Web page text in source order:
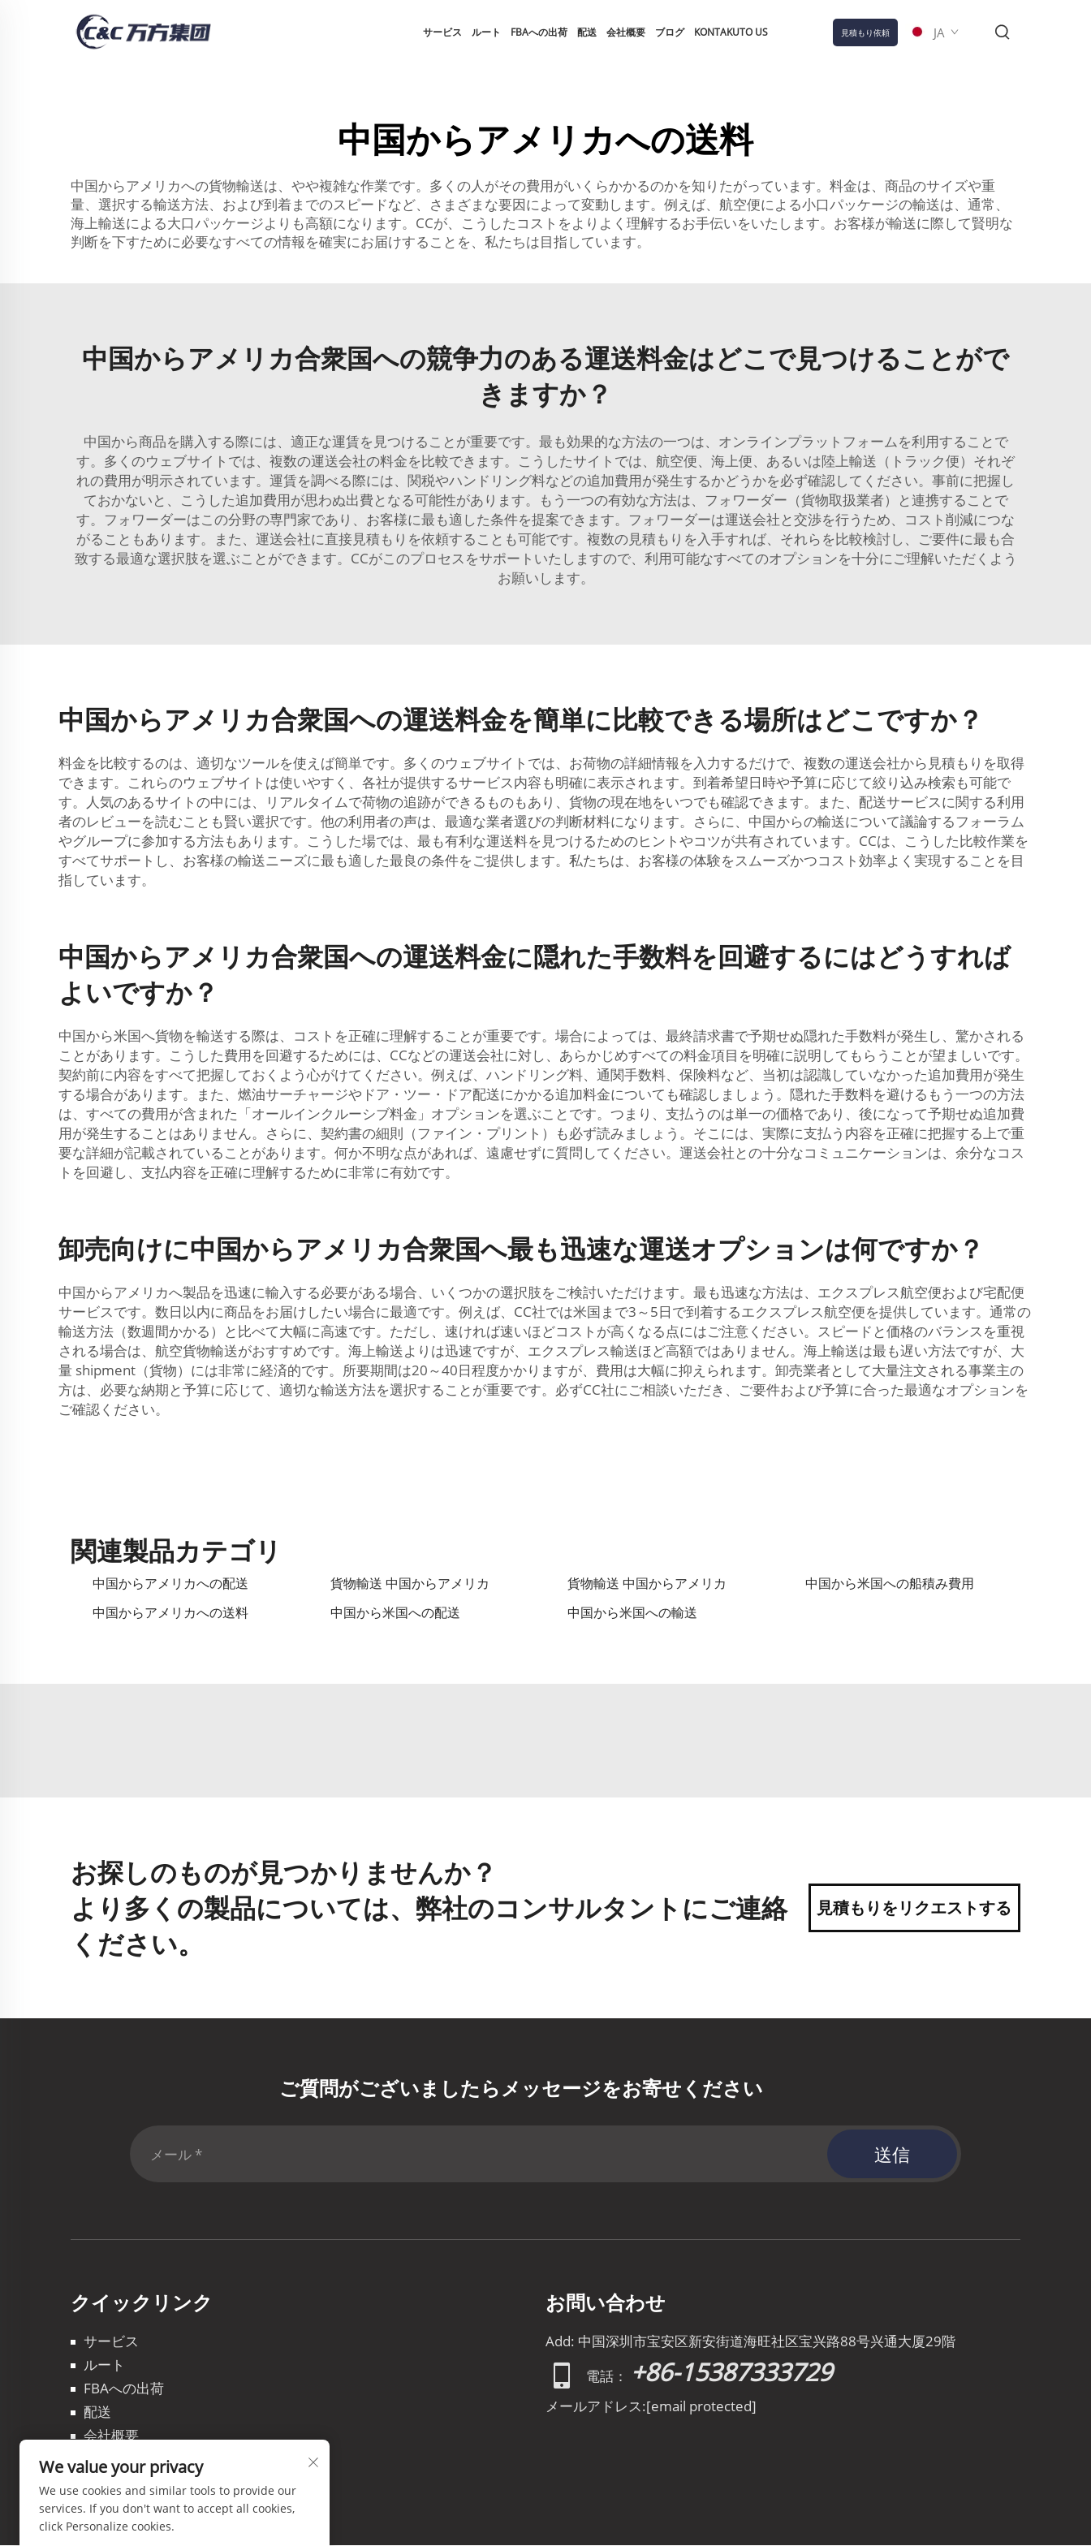
サービス ルート FBAへの出荷 配送 会社概要 ブログ KONTAKUTO US 見積もり依頼 JA
中国からアメリカへの送料
中国からアメリカへの貨物輸送は、やや複雑な作業です。多くの人がその費用がいくらかかるのかを知りたがっています。料金は、商品のサイズや重
量、選択する輸送方法、および到着までのスピードなど、さまざまな要因によって変動します。例えば、航空便による小口パッケージの輸送は、通常、
海上輸送による大口パッケージよりも高額になります。CCが、こうしたコストをよりよく理解するお手伝いをいたします。お客様が輸送に際して賢明な
判断を下すために必要なすべての情報を確実にお届けすることを、私たちは目指しています。
中国からアメリカ合衆国への競争力のある運送料金はどこで見つけることがで
きますか？
中国から商品を購入する際には、適正な運賃を見つけることが重要です。最も効果的な方法の一つは、オンラインプラットフォームを利用することで
す。多くのウェブサイトでは、複数の運送会社の料金を比較できます。こうしたサイトでは、航空便、海上便、あるいは陸上輸送（トラック便）それぞ
れの費用が明示されています。運賃を調べる際には、関税やハンドリング料などの追加費用が発生するかどうかを必ず確認してください。事前に把握し
ておかないと、こうした追加費用が思わぬ出費となる可能性があります。もう一つの有効な方法は、フォワーダー（貨物取扱業者）と連携することで
す。フォワーダーはこの分野の専門家であり、お客様に最も適した条件を提案できます。フォワーダーは運送会社と交渉を行うため、コスト削減につな
がることもあります。また、運送会社に直接見積もりを依頼することも可能です。複数の見積もりを入手すれば、それらを比較検討し、ご要件に最も合
致する最適な選択肢を選ぶことができます。CCがこのプロセスをサポートいたしますので、利用可能なすべてのオプションを十分にご理解いただくよう
お願いします。
中国からアメリカ合衆国への運送料金を簡単に比較できる場所はどこですか？
料金を比較するのは、適切なツールを使えば簡単です。多くのウェブサイトでは、お荷物の詳細情報を入力するだけで、複数の運送会社から見積もりを取得
できます。これらのウェブサイトは使いやすく、各社が提供するサービス内容も明確に表示されます。到着希望日時や予算に応じて絞り込み検索も可能で
す。人気のあるサイトの中には、リアルタイムで荷物の追跡ができるものもあり、貨物の現在地をいつでも確認できます。また、配送サービスに関する利用
者のレビューを読むことも賢い選択です。他の利用者の声は、最適な業者選びの判断材料になります。さらに、中国からの輸送について議論するフォーラム
やグループに参加する方法もあります。こうした場では、最も有利な運送料を見つけるためのヒントやコツが共有されています。CCは、こうした比較作業を
すべてサポートし、お客様の輸送ニーズに最も適した最良の条件をご提供します。私たちは、お客様の体験をスムーズかつコスト効率よく実現することを目
指しています。
中国からアメリカ合衆国への運送料金に隠れた手数料を回避するにはどうすれば
よいですか？
中国から米国へ貨物を輸送する際は、コストを正確に理解することが重要です。場合によっては、最終請求書で予期せぬ隠れた手数料が発生し、驚かされる
ことがあります。こうした費用を回避するためには、CCなどの運送会社に対し、あらかじめすべての料金項目を明確に説明してもらうことが望ましいです。
契約前に内容をすべて把握しておくよう心がけてください。例えば、ハンドリング料、通関手数料、保険料など、当初は認識していなかった追加費用が発生
する場合があります。また、燃油サーチャージやドア・ツー・ドア配送にかかる追加料金についても確認しましょう。隠れた手数料を避けるもう一つの方法
は、すべての費用が含まれた「オールインクルーシブ料金」オプションを選ぶことです。つまり、支払うのは単一の価格であり、後になって予期せぬ追加費
用が発生することはありません。さらに、契約書の細則（ファイン・プリント）も必ず読みましょう。そこには、実際に支払う内容を正確に把握する上で重
要な詳細が記載されていることがあります。何か不明な点があれば、遠慮せずに質問してください。運送会社との十分なコミュニケーションは、余分なコス
トを回避し、支払内容を正確に理解するために非常に有効です。
卸売向けに中国からアメリカ合衆国へ最も迅速な運送オプションは何ですか？
中国からアメリカへ製品を迅速に輸入する必要がある場合、いくつかの選択肢をご検討いただけます。最も迅速な方法は、エクスプレス航空便および宅配便
サービスです。数日以内に商品をお届けしたい場合に最適です。例えば、CC社では米国まで3～5日で到着するエクスプレス航空便を提供しています。通常の
輸送方法（数週間かかる）と比べて大幅に高速です。ただし、速ければ速いほどコストが高くなる点にはご注意ください。スピードと価格のバランスを重視
される場合は、航空貨物輸送がおすすめです。海上輸送よりは迅速ですが、エクスプレス輸送ほど高額ではありません。海上輸送は最も遅い方法ですが、大
量 shipment（貨物）には非常に経済的です。所要期間は20～40日程度かかりますが、費用は大幅に抑えられます。卸売業者として大量注文される事業主の
方は、必要な納期と予算に応じて、適切な輸送方法を選択することが重要です。必ずCC社にご相談いただき、ご要件および予算に合った最適なオプションを
ご確認ください。
関連製品カテゴリ
中国からアメリカへの配送 貨物輸送 中国からアメリカ 貨物輸送 中国からアメリカ
中国から米国への船積み費用
中国からアメリカへの送料
中国から米国への配送 中国から米国への輸送
お探しのものが見つかりませんか？
より多くの製品については、弊社のコンサルタントにご連絡
ください。
見積もりをリクエストする
ご質問がございましたらメッセージをお寄せください
送信
クイックリンク
サービス
ルート
FBAへの出荷
配送
会社概要
ブログ
Kontakuto Us
お問い合わせ
Add: 中国深圳市宝安区新安街道海旺社区宝兴路88号兴通大厦29階
電話：
+86-15387333729
メールアドレス:[email protected]
We value your privacy
We use cookies and similar tools to provide our
services. If you don't want to accept all cookies,
click Personalize cookies.